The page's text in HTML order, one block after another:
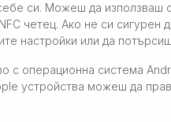
си. Можеш да използваш
четец. Ако не си сигурен
настройки или да
с операционна система
устройства можеш да